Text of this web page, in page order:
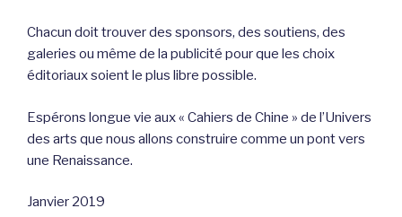
Chacun doit trouver des sponsors, des soutiens, des
galeries ou même de la publicité pour que les choix
éditoriaux soient le plus libre possible.
Espérons longue vie aux « Cahiers de Chine » de l’Univers
des arts que nous allons construire comme un pont vers
une Renaissance.
Janvier 2019